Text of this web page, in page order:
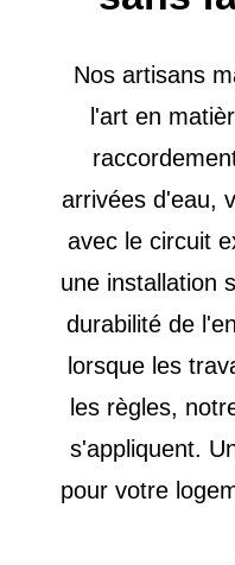
Nos artisans
l'art en
arrivées d'eau,
avec le circuit
une installation
durabilité de
lorsque les
les règles,
s'appliquent.
pour votre